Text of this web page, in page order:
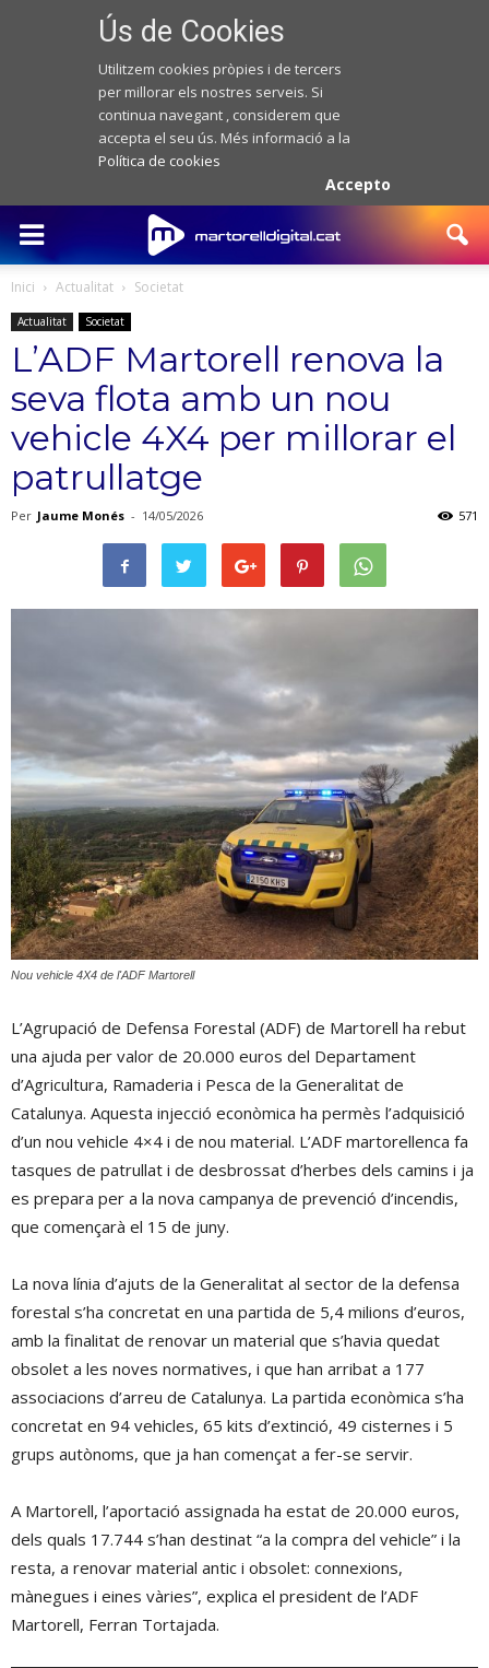
Ús de Cookies
Utilitzem cookies pròpies i de tercers
per millorar els nostres serveis. Si
continua navegant , considerem que
accepta el seu ús. Més informació a la
Política de cookies
Accepto
Inici Actualitat Societat
Actualitat Societat
L’ADF Martorell renova la
seva flota amb un nou
vehicle 4X4 per millorar el
patrullatge
Per Jaume Monés - 14/05/2026 571
Nou vehicle 4X4 de l'ADF Martorell
L’Agrupació de Defensa Forestal (ADF) de Martorell ha rebut
una ajuda per valor de 20.000 euros del Departament
d’Agricultura, Ramaderia i Pesca de la Generalitat de
Catalunya. Aquesta injecció econòmica ha permès l’adquisició
d’un nou vehicle 4×4 i de nou material. L’ADF martorellenca fa
tasques de patrullat i de desbrossat d’herbes dels camins i ja
es prepara per a la nova campanya de prevenció d’incendis,
que començarà el 15 de juny.
La nova línia d’ajuts de la Generalitat al sector de la defensa
forestal s’ha concretat en una partida de 5,4 milions d’euros,
amb la finalitat de renovar un material que s’havia quedat
obsolet a les noves normatives, i que han arribat a 177
associacions d’arreu de Catalunya. La partida econòmica s’ha
concretat en 94 vehicles, 65 kits d’extinció, 49 cisternes i 5
grups autònoms, que ja han començat a fer-se servir.
A Martorell, l’aportació assignada ha estat de 20.000 euros,
dels quals 17.744 s’han destinat “a la compra del vehicle” i la
resta, a renovar material antic i obsolet: connexions,
mànegues i eines vàries”, explica el president de l’ADF
Martorell, Ferran Tortajada.